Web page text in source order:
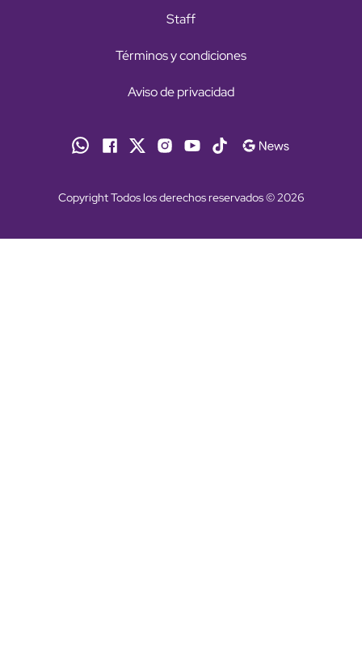
Staff
Términos y condiciones
Aviso de privacidad
Copyright Todos los derechos reservados © 2026